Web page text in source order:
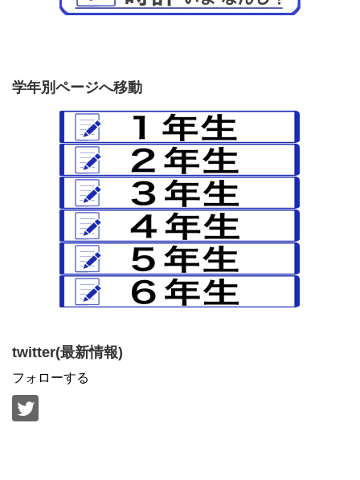
学年別ページへ移動
twitter(最新情報)
フォローする